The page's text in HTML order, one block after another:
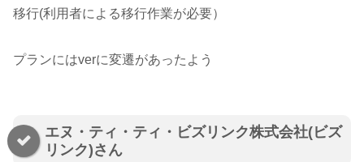
移行(利用者による移行作業が必要）
プランにはverに変遷があったよう
エヌ・ティ・ティ・ビズリンク株式会社(ビズ
リンク)さん